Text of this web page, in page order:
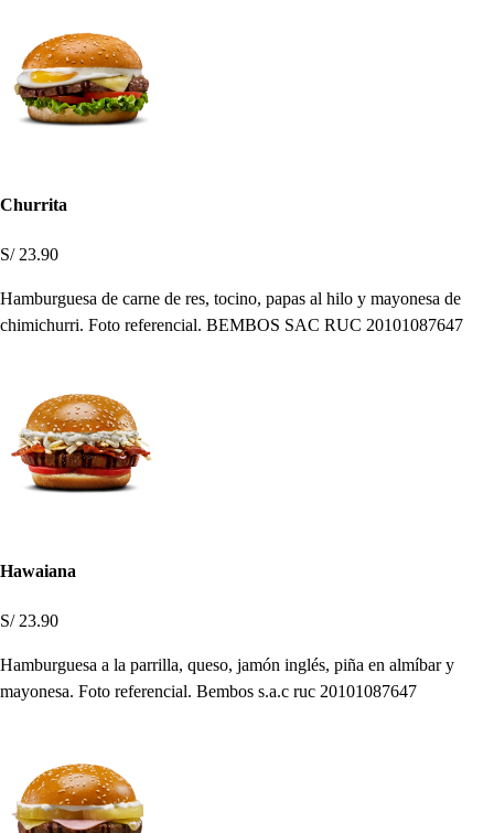
Churrita
S/ 23.90
Hamburguesa de carne de res, tocino, papas al hilo y mayonesa de
chimichurri. Foto referencial. BEMBOS SAC RUC 20101087647
Hawaiana
S/ 23.90
Hamburguesa a la parrilla, queso, jamón inglés, piña en almíbar y
mayonesa. Foto referencial. Bembos s.a.c ruc 20101087647